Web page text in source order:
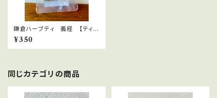
鎌倉ハーブティ 義経 【ティー
バッグ】２.０g×2bags
¥350
同じカテゴリの商品